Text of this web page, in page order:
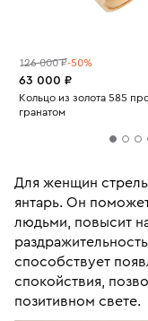
126 000 ₽-50%
63 000 ₽
Кольцо из золота 585
гранатом
Для женщин
янтарь. Он
людьми, повысит
способствует
спокойствия,
позитивном свете.